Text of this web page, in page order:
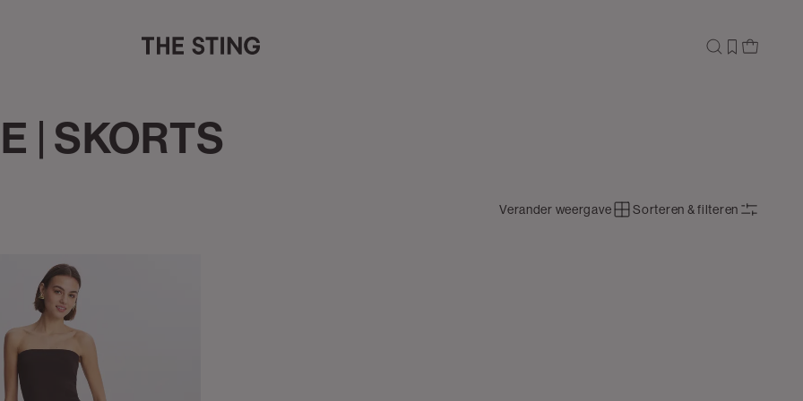
| SKORTS
Verander weergave Sorteren & filteren